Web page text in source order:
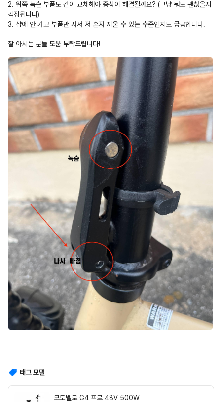
2. 위쪽 녹슨 부품도 같이 교체해야 증상이 해결될까요? (그냥 둬도 괜찮을지
걱정됩니다)
3. 샵에 안 가고 부품만 사서 저 혼자 끼울 수 있는 수준인지도 궁금합니다.
잘 아시는 분들 도움 부탁드립니다!
태그 모델
모토벨로 G4 프로 48V 500W